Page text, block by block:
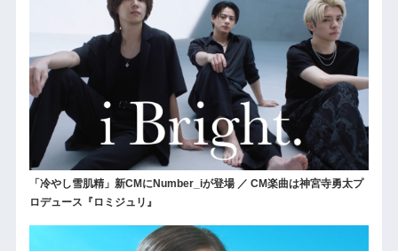
「冷やし雪肌精」新CMにNumber_iが登場 ／ CM楽曲は神宮寺勇太プ
ロデュース『ロミジュリ』